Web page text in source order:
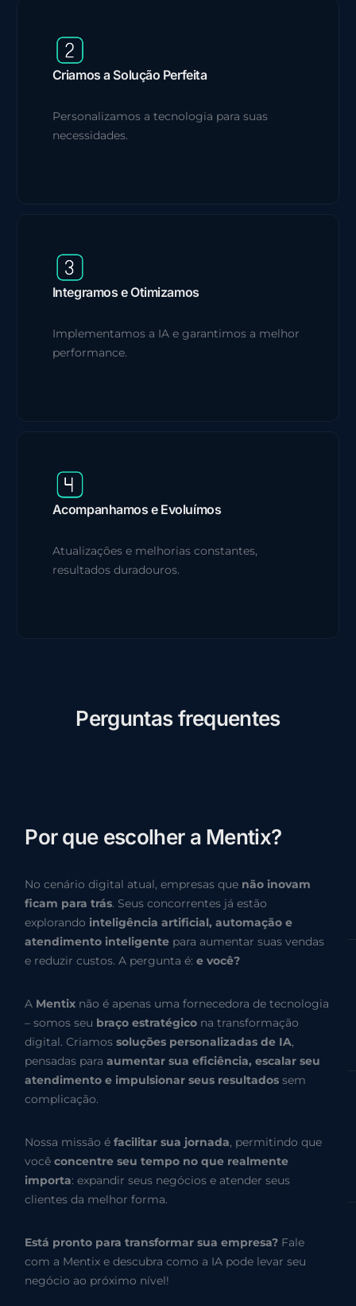
Criamos a Solução Perfeita
Personalizamos a tecnologia para suas
necessidades.
Integramos e Otimizamos
Implementamos a IA e garantimos a melhor
performance.
Acompanhamos e Evoluímos
Atualizações e melhorias constantes,
resultados duradouros.
Perguntas frequentes
Por que escolher a Mentix?
No cenário digital atual, empresas que não inovam
ficam para trás. Seus concorrentes já estão
explorando inteligência artificial, automação e
atendimento inteligente para aumentar suas vendas
e reduzir custos. A pergunta é:e você?
A Mentix não é apenas uma fornecedora de tecnologia
– somos seu braço estratégico na transformação
digital. Criamossoluções personalizadas de IA,
pensadas paraaumentar sua eficiência, escalar seu
atendimento e impulsionar seus resultados sem
complicação.
Nossa missão éfacilitar sua jornada, permitindo que
vocêconcentre seu tempo no que realmente
importa: expandir seus negócios e atender seus
clientes da melhor forma.
Está pronto para transformar sua empresa? Fale
com a Mentix e descubra como a IA pode levar seu
negócio ao próximo nível!